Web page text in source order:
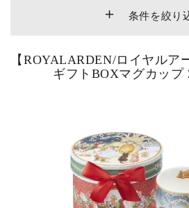
条件を絞り
商品カテゴリー/
【ROYALARDEN/ロイヤルア
ギフトBOXマグカップ